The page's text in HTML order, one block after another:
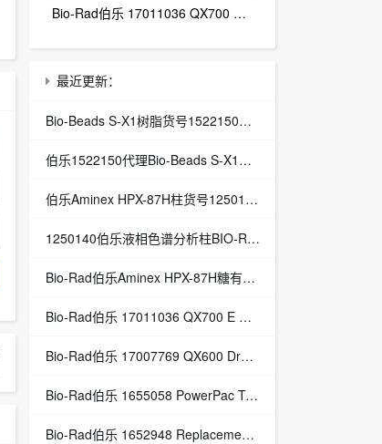
Bio-Rad伯乐 17011036 QX700 E Droplet Digital PCR System
最近更新：
Bio-Beads S-X1树脂货号1522150多孔聚苯乙烯‑二乙烯苯微球（PS‑DVB）
伯乐1522150代理Bio-Beads S-X1树脂货号1522150
伯乐Aminex HPX-87H柱货号1250140总代理Aminex HPX-87H有机酸分析柱
1250140伯乐液相色谱分析柱BIO-RAD Aminex HPX-87H-1250140
Bio-Rad伯乐Aminex HPX-87H糖有机酸分析色谱柱1250140
Bio-Rad伯乐 17011036 QX700 E Droplet Digital PCR System
Bio-Rad伯乐 17007769 QX600 Droplet Digital PCR System
Bio-Rad伯乐 1655058 PowerPac Temperature Probe
Bio-Rad伯乐 1652948 Replacement Power Cables, Dodeca